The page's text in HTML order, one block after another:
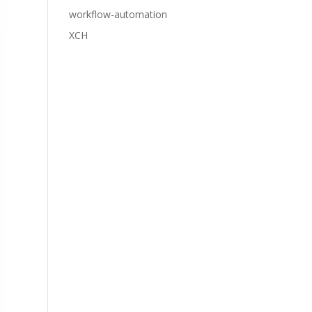
workflow-automation
XCH